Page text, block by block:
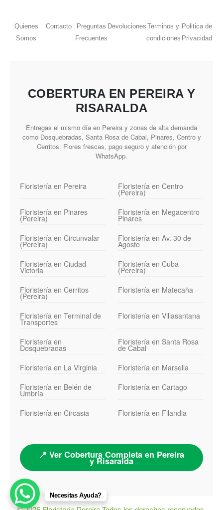
Quienes
Somos
Contacto
Preguntas
Frecuentes
Devoluciones Terminos y
condiciones
Politica de
Privacidad
COBERTURA EN PEREIRA Y
RISARALDA
Entregas el mismo día en Pereira y zonas de alta demanda
como Dosquebradas, Santa Rosa de Cabal, Pinares, Centro y
Cerritos. Flores frescas, pago seguro y atención por
WhatsApp.
Floristería en Pereira Floristería en Centro
(Pereira)
Floristería en Pinares
(Pereira)
Floristería en Megacentro
Pinares
Floristería en Circunvalar
(Pereira)
Floristería en Av. 30 de
Agosto
Floristería en Ciudad
Victoria
Floristería en Cuba
(Pereira)
Floristería en Cerritos
(Pereira)
Floristería en Matecaña
Floristería en Terminal de
Transportes
Floristería en Villasantana
Floristería en
Dosquebradas
Floristería en Santa Rosa
de Cabal
Floristería en La Virginia
Floristería en Marsella
Floristería en Belén de
Umbría
Floristería en Cartago
Floristería en Circasia Floristería en Filandia
📍 Ver Cobertura Completa en Pereira
y Risaralda
Necesitas Ayuda?